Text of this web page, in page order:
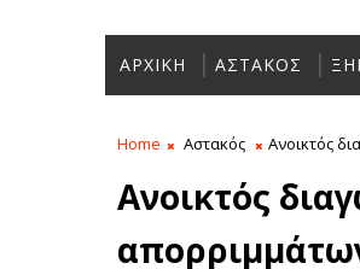
ΑΡΧΙΚΗ ΑΣΤΑΚΟΣ
Home Αστακός Ανοικτός
Ανοικτός